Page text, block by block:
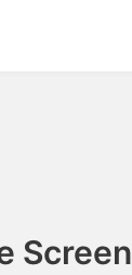
Screen